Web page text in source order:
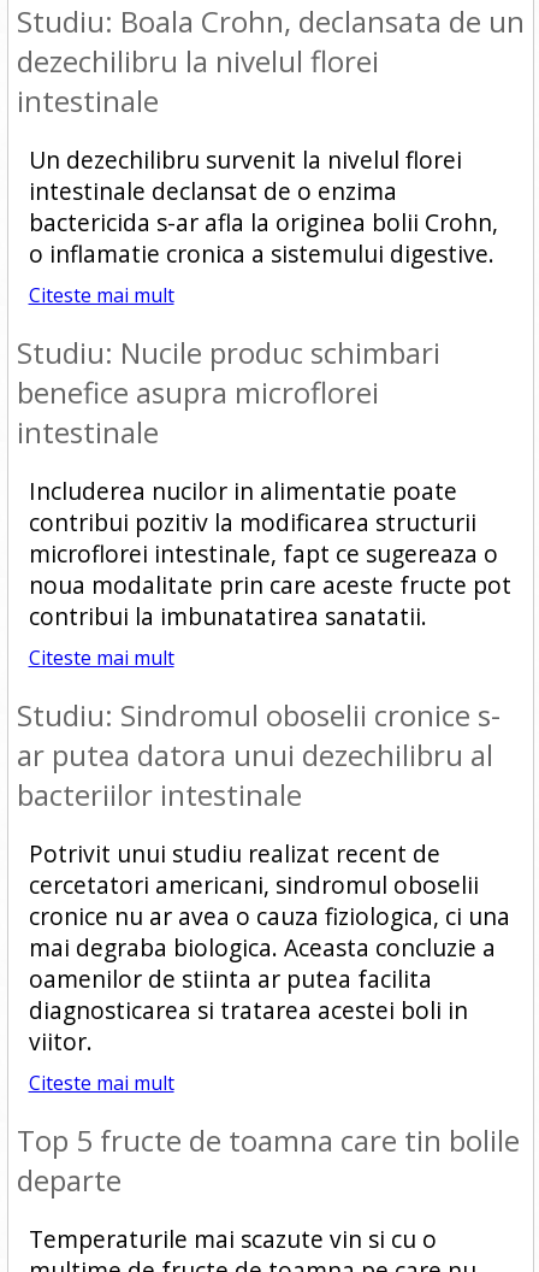
Studiu: Boala Crohn, declansata de un
dezechilibru la nivelul florei
intestinale
Un dezechilibru survenit la nivelul florei
intestinale declansat de o enzima
bactericida s-ar afla la originea bolii Crohn,
o inflamatie cronica a sistemului digestive.
Citeste mai mult
Studiu: Nucile produc schimbari
benefice asupra microflorei
intestinale
Includerea nucilor in alimentatie poate
contribui pozitiv la modificarea structurii
microflorei intestinale, fapt ce sugereaza o
noua modalitate prin care aceste fructe pot
contribui la imbunatatirea sanatatii.
Citeste mai mult
Studiu: Sindromul oboselii cronice s-
ar putea datora unui dezechilibru al
bacteriilor intestinale
Potrivit unui studiu realizat recent de
cercetatori americani, sindromul oboselii
cronice nu ar avea o cauza fiziologica, ci una
mai degraba biologica. Aceasta concluzie a
oamenilor de stiinta ar putea facilita
diagnosticarea si tratarea acestei boli in
viitor.
Citeste mai mult
Top 5 fructe de toamna care tin bolile
departe
Temperaturile mai scazute vin si cu o